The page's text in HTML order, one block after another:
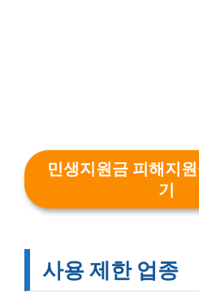
민생지원금 피해지
기
사용 제한 업종